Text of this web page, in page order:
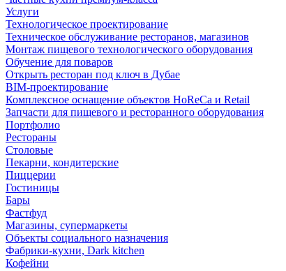
Услуги
Технологическое проектирование
Техническое обслуживание ресторанов, магазинов
Монтаж пищевого технологического оборудования
Обучение для поваров
Открыть ресторан под ключ в Дубае
BIM-проектирование
Комплексное оснащение объектов HoReCa и Retail
Запчасти для пищевого и ресторанного оборудования
Портфолио
Рестораны
Столовые
Пекарни, кондитерские
Пиццерии
Гостиницы
Бары
Фастфуд
Магазины, супермаркеты
Объекты социального назначения
Фабрики-кухни, Dark kitchen
Кофейни